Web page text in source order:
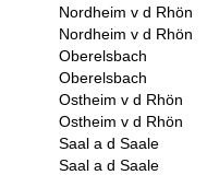
Nordheim v d Rhön
Nordheim v d Rhön
Oberelsbach
Oberelsbach
Ostheim v d Rhön
Ostheim v d Rhön
Saal a d Saale
Saal a d Saale